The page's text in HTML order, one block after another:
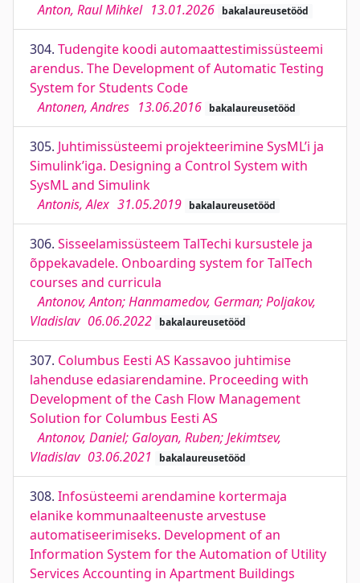
Anton, Raul Mihkel 13.01.2026 bakalaureusetööd
304. Tudengite koodi automaattestimissüsteemi
arendus. The Development of Automatic Testing
System for Students Code
Antonen, Andres 13.06.2016 bakalaureusetööd
305. Juhtimissüsteemi projekteerimine SysML’i ja
Simulink’iga. Designing a Control System with
SysML and Simulink
Antonis, Alex 31.05.2019 bakalaureusetööd
306. Sisseelamissüsteem TalTechi kursustele ja
õppekavadele. Onboarding system for TalTech
courses and curricula
Antonov, Anton; Hanmamedov, German; Poljakov,
Vladislav 06.06.2022 bakalaureusetööd
307. Columbus Eesti AS Kassavoo juhtimise
lahenduse edasiarendamine. Proceeding with
Development of the Cash Flow Management
Solution for Columbus Eesti AS
Antonov, Daniel; Galoyan, Ruben; Jekimtsev,
Vladislav 03.06.2021 bakalaureusetööd
308. Infosüsteemi arendamine kortermaja
elanike kommunaalteenuste arvestuse
automatiseerimiseks. Development of an
Information System for the Automation of Utility
Services Accounting in Apartment Buildings